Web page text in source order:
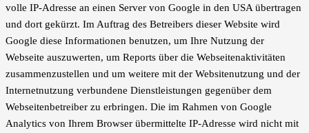
volle IP-Adresse an einen Server von Google in den USA übertragen
und dort gekürzt. Im Auftrag des Betreibers dieser Website wird
Google diese Informationen benutzen, um Ihre Nutzung der
Webseite auszuwerten, um Reports über die Webseitenaktivitäten
zusammenzustellen und um weitere mit der Websitenutzung und der
Internetnutzung verbundene Dienstleistungen gegenüber dem
Webseitenbetreiber zu erbringen. Die im Rahmen von Google
Analytics von Ihrem Browser übermittelte IP-Adresse wird nicht mit